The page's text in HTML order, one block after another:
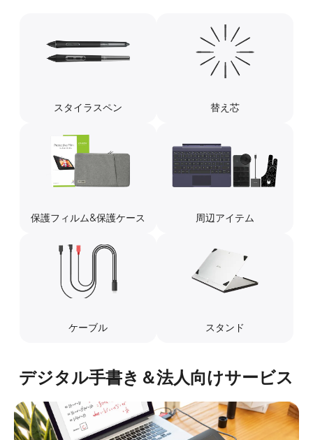
スタイラスペン 替え芯
保護フィルム&保護ケース 周辺アイテム
ケーブル スタンド
デジタル手書き＆法人向けサービス